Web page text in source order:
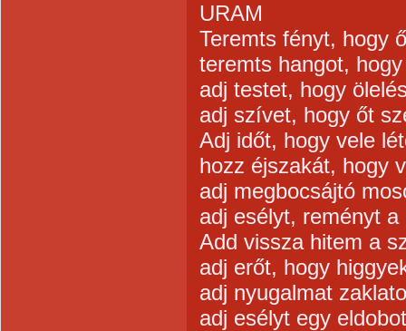
URAM
Teremts fényt, hogy
teremts hangot,
adj testet, hogy
adj szívet, hogy őt
Adj időt, hogy vele
hozz éjszakát, hogy
adj megbocsájtó
adj esélyt, reményt a
Add vissza hitem a
adj erőt, hogy
adj nyugalmat
adj esélyt egy